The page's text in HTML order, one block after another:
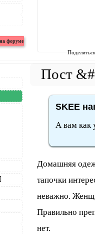
SKEE
А вам как
Домашняя
тапочки
неважно.
Правильно
нет.